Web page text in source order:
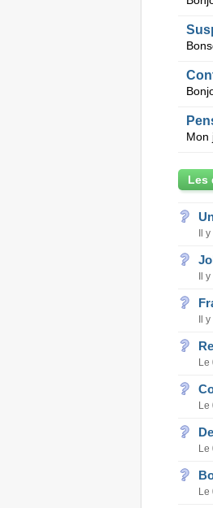
Les
Il
Il
Il
Le
Le
Le
Le